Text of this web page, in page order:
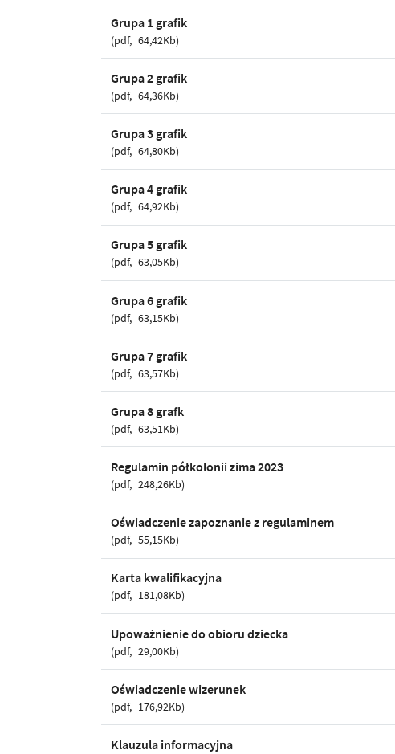
Grupa 1 grafik
pdf 64,42Kb
Grupa 2 grafik
pdf 64,36Kb
Grupa 3 grafik
pdf 64,80Kb
Grupa 4 grafik
pdf 64,92Kb
Grupa 5 grafik
pdf 63,05Kb
Grupa 6 grafik
pdf 63,15Kb
Grupa 7 grafik
pdf 63,57Kb
Grupa 8 grafk
pdf 63,51Kb
Regulamin półkolonii zima 2023
pdf 248,26Kb
Oświadczenie zapoznanie z regulaminem
pdf 55,15Kb
Karta kwalifikacyjna
pdf 181,08Kb
Upoważnienie do obioru dziecka
pdf 29,00Kb
Oświadczenie wizerunek
pdf 176,92Kb
Klauzula informacyjna